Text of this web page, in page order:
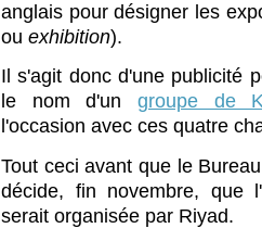
anglais pour désigner les
ou exhibition).
Il s'agit donc d'une publicité
le nom d'un groupe de
l'occasion avec ces quatre
Tout ceci avant que le
décide, fin novembre, que
serait organisée par Riyad.